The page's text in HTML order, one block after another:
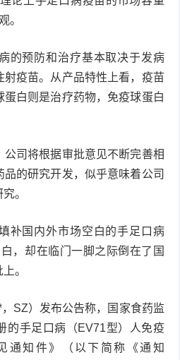
。
的预防和治疗基本取决于发病
疫苗。从产品特性上看，疫苗
白则是治疗药物，免疫球蛋白
司将根据审批意见不断完善相
的研究开发，似乎意味着公司
。
补国内外市场空白的手足口病
，却在临门一脚之际倒在了国
。
SZ）发布公告称，国家食药监
的手足口病（EV71型）人免疫
通知件》（以下简称《通知